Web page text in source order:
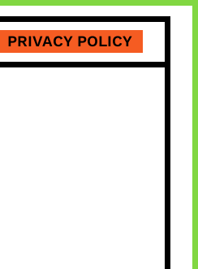
PRIVACY POLICY